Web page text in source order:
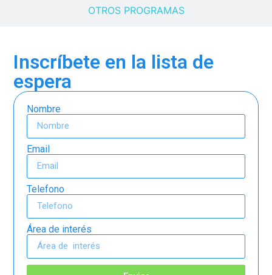
OTROS PROGRAMAS
Inscríbete en la lista de
espera
Nombre
Email
Telefono
Área de interés